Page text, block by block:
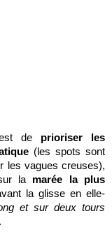
de prioriser les
(les spots sont
les vagues creuses),
la marée la plus
la glisse en elle-
et sur deux tours